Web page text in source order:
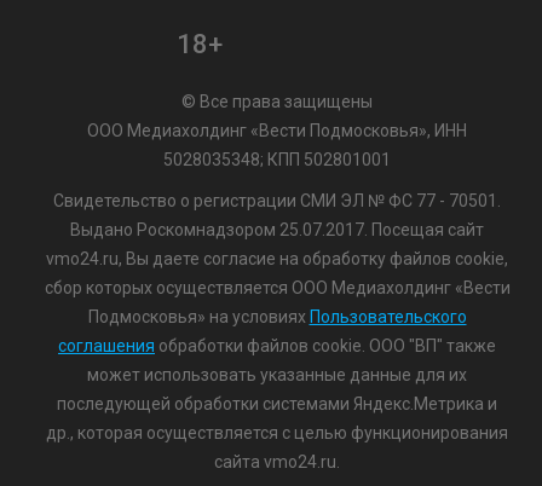
18+
© Все права защищены
ООО Медиахолдинг «Вести Подмосковья», ИНН
5028035348; КПП 502801001
Свидетельство о регистрации СМИ ЭЛ № ФС 77 - 70501.
Выдано Роскомнадзором 25.07.2017. Посещая сайт
vmo24.ru, Вы даете согласие на обработку файлов cookie,
сбор которых осуществляется ООО Медиахолдинг «Вести
Подмосковья» на условиях Пользовательского
соглашения обработки файлов cookie. ООО "ВП" также
может использовать указанные данные для их
последующей обработки системами Яндекс.Метрика и
др., которая осуществляется с целью функционирования
сайта vmo24.ru.